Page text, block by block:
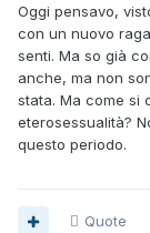
Oggi pensavo,
con un nuovo
senti. Ma so già
anche, ma non
stata. Ma come si
eterosessualità?
questo periodo.
Quote